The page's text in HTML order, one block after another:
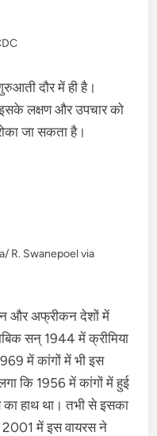
दौर में ही है।
लक्षण और उपचार को
जा सकता है।
R. Swanepoel via
और अफ्रीकन देशों में
सन् 1944 में क्रीमिया
में कांगों में भी इस
कि 1956 में कांगों में हुई
का हाथ था। तभी से इसका
2001 में इस वायरस ने